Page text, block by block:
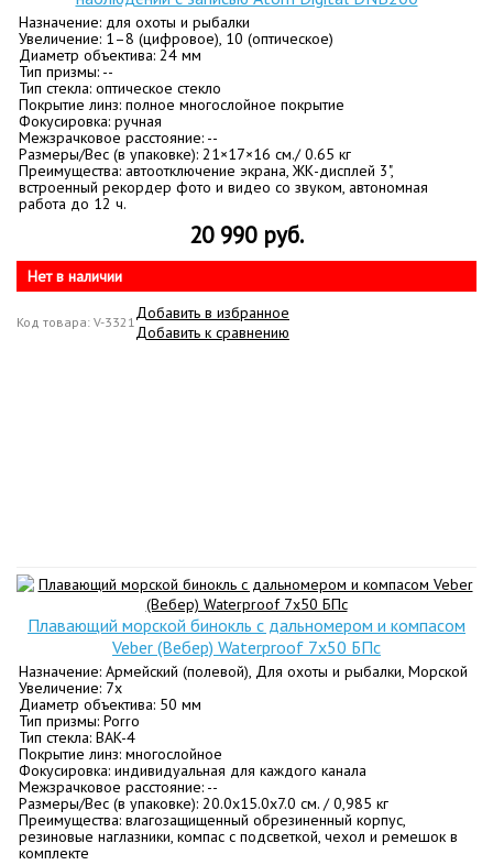
Назначение: для охоты и рыбалки
Увеличение: 1–8 (цифровое), 10 (оптическое)
Диаметр объектива: 24 мм
Тип призмы: --
Тип стекла: оптическое стекло
Покрытие линз: полное многослойное покрытие
Фокусировка: ручная
Межзрачковое расстояние: --
Размеры/Вес (в упаковке): 21×17×16 см./ 0.65 кг
Преимущества: автоотключение экрана, ЖК-дисплей 3",
встроенный рекордер фото и видео со звуком, автономная
работа до 12 ч.
20 990 руб.
Нет в наличии
Код товара: V-3321Добавить в избранное
Добавить к сравнению
Плавающий морской бинокль с дальномером и компасом
Veber (Вебер) Waterproof 7x50 БПс
Назначение: Армейский (полевой), Для охоты и рыбалки, Морской
Увеличение: 7х
Диаметр объектива: 50 мм
Тип призмы: Porro
Тип стекла: BАK-4
Покрытие линз: многослойное
Фокусировка: индивидуальная для каждого канала
Межзрачковое расстояние: --
Размеры/Вес (в упаковке): 20.0x15.0x7.0 см. / 0,985 кг
Преимущества: влагозащищенный обрезиненный корпус,
резиновые наглазники, компас с подсветкой, чехол и ремешок в
комплекте